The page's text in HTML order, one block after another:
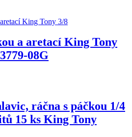
a aretací King Tony
08G
ráčna s páčkou 1/4
15 ks King Tony